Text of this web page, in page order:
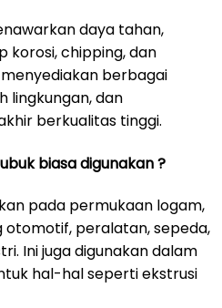
daya tahan,
korosi, chipping, dan
berbagai
lingkungan, dan
berkualitas tinggi.
biasa digunakan ?
pada permukaan logam,
otomotif, peralatan, sepeda,
Ini juga digunakan dalam
hal-hal seperti ekstrusi